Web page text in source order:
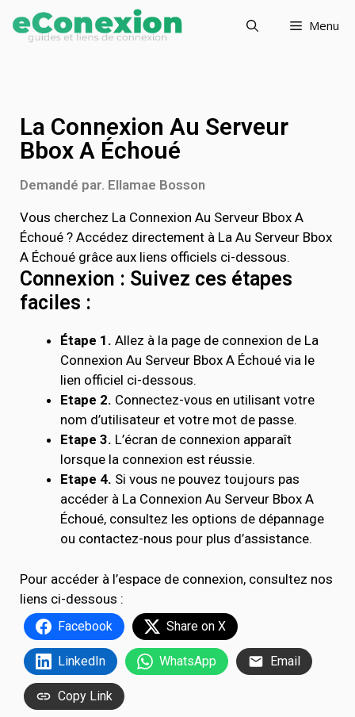
Menu
La Connexion Au Serveur
Bbox A Échoué
Demandé par. Ellamae Bosson
Vous cherchez La Connexion Au Serveur Bbox A
Échoué ? Accédez directement à La Au Serveur Bbox
A Échoué grâce aux liens officiels ci-dessous.
Connexion : Suivez ces étapes
faciles :
Étape 1. Allez à la page de connexion de La
Connexion Au Serveur Bbox A Échoué via le
lien officiel ci-dessous.
Etape 2. Connectez-vous en utilisant votre
nom d’utilisateur et votre mot de passe.
Etape 3. L’écran de connexion apparaît
lorsque la connexion est réussie.
Etape 4. Si vous ne pouvez toujours pas
accéder à La Connexion Au Serveur Bbox A
Échoué, consultez les options de dépannage
ou contactez-nous pour plus d’assistance.
Pour accéder à l’espace de connexion, consultez nos
liens ci-dessous :
Facebook Share on X
LinkedIn WhatsApp Email
Copy Link